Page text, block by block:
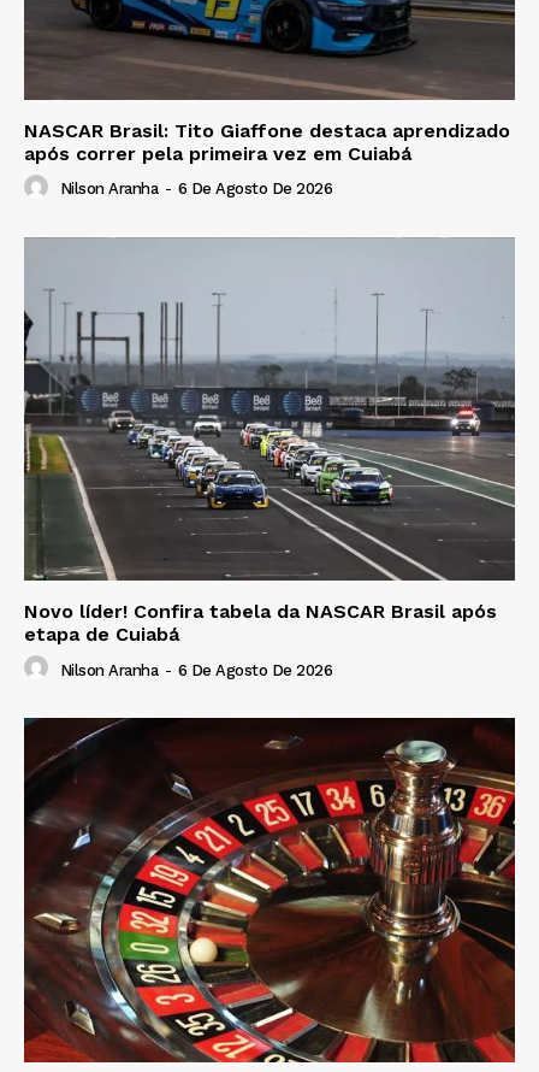
NASCAR Brasil: Tito Giaffone destaca aprendizado
após correr pela primeira vez em Cuiabá
Nilson Aranha - 6 De Agosto De 2026
Novo líder! Confira tabela da NASCAR Brasil após
etapa de Cuiabá
Nilson Aranha - 6 De Agosto De 2026